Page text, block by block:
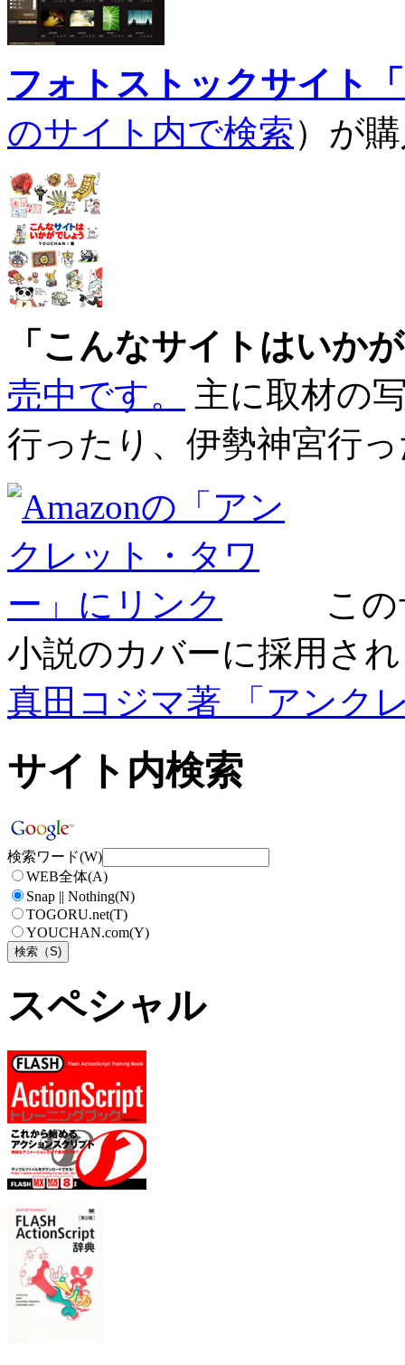
フォトストックサイト
のサイト内で検索）が
「こんなサイトはいか
売中です。
主に取材の
行ったり、伊勢神宮行
こ
小説のカバーに採用さ
真田コジマ著 「アンク
サイト内検索
検索ワード(W)
WEB全体(A)
Snap || Nothing(N)
TOGORU.net(T)
YOUCHAN.com(Y)
スペシャル